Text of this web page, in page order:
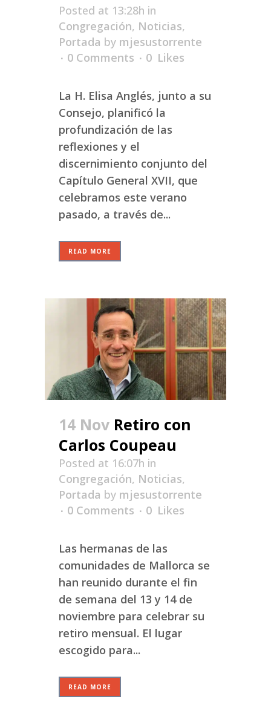
Posted at 13:28h in
Congregación, Noticias,
Portada by mjesustorrente
0 Comments
0 Likes
La H. Elisa Anglés, junto a su
Consejo, planificó la
profundización de las
reflexiones y el
discernimiento conjunto del
Capítulo General XVII, que
celebramos este verano
pasado, a través de...
READ MORE
14 Nov Retiro con
Carlos Coupeau
Posted at 16:07h in
Congregación, Noticias,
Portada by mjesustorrente
0 Comments
0 Likes
Las hermanas de las
comunidades de Mallorca se
han reunido durante el fin
de semana del 13 y 14 de
noviembre para celebrar su
retiro mensual. El lugar
escogido para...
READ MORE